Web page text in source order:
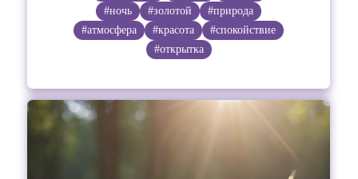
#ночь
#золотой
#природа
#атмосфера
#красота
#спокойствие
#открытка